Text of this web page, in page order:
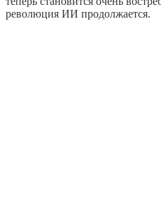
революция ИИ продолжается.